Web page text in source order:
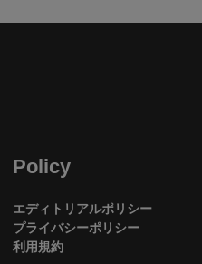
Policy
エディトリアルポリシー
プライバシーポリシー
利用規約